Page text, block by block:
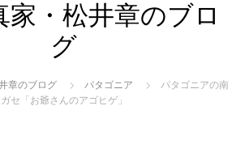
家・松井章のブロ
グ
章のブログ パタゴニア
パタゴニアの南
セ「お爺さんのアゴヒゲ」